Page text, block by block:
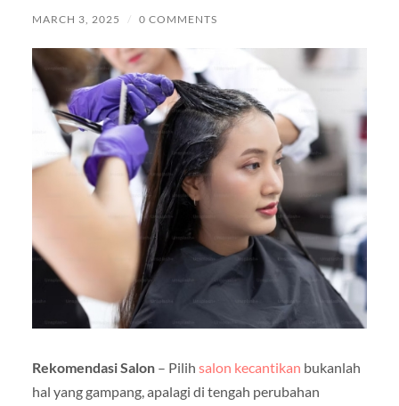
MARCH 3, 2025 / 0 COMMENTS
Rekomendasi Salon– Pilih salon kecantikan bukanlah
hal yang gampang, apalagi di tengah perubahan